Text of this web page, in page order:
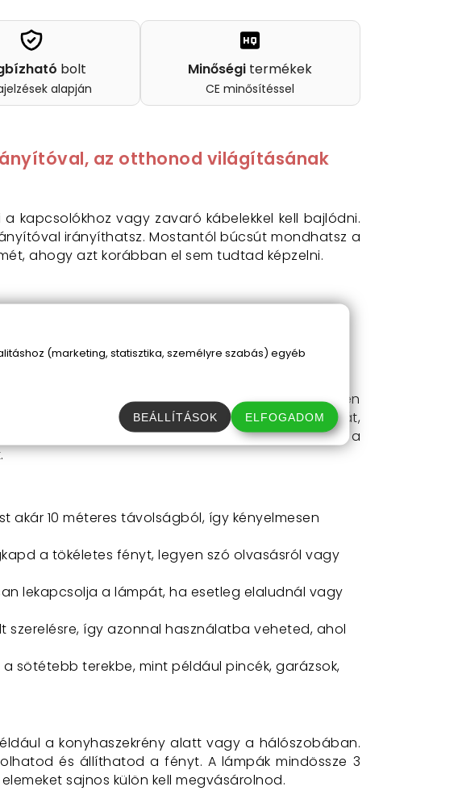
bolt
alapján
Minőségi termékek
CE minősítéssel
az otthonod világításának
kapcsolókhoz vagy zavaró kábelekkel kell bajlódni.
irányíthatsz. Mostantól búcsút mondhatsz a
ahogy azt korábban el sem tudtad képzelni.
váljon, mivel ezzel a lámpaszettel minden
egy távirányítóval vezérelheted az összes lámpát,
Akár a konyhában, az éjjeliszekrényen vagy a
10 méteres távolságból, így kényelmesen
a tökéletes fényt, legyen szó olvasásról vagy
lekapcsolja a lámpát, ha esetleg elaludnál vagy
szerelésre, így azonnal használatba veheted, ahol
sötétebb terekbe, mint például pincék, garázsok,
a konyhaszekrény alatt vagy a hálószobában.
és állíthatod a fényt. A lámpák mindössze 3
sajnos külön kell megvásárolnod.
(marketing, statisztika, személyre szabás) egyéb
BEÁLLÍTÁSOK ELFOGADOM